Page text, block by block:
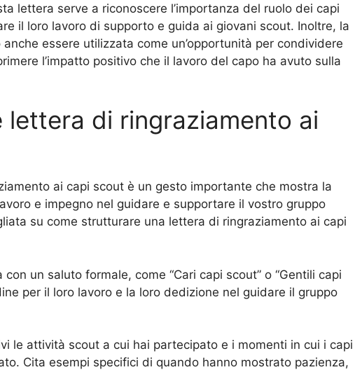
lettera serve a riconoscere l’importanza del ruolo dei capi
il loro lavoro di supporto e guida ai giovani scout. Inoltre, la
essere utilizzata come un’opportunità per condividere
l’impatto positivo che il lavoro del capo ha avuto sulla
lettera di ringraziamento ai
ai capi scout è un gesto importante che mostra la
e impegno nel guidare e supportare il vostro gruppo
su come strutturare una lettera di ringraziamento ai capi
un saluto formale, come “Cari capi scout” o “Gentili capi
per il loro lavoro e la loro dedizione nel guidare il gruppo
le attività scout a cui hai partecipato e i momenti in cui i capi
Cita esempi specifici di quando hanno mostrato pazienza,